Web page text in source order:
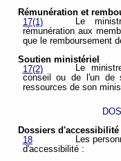
Rémunération et
17(1)
Le
rémunération aux
que le remboursement
Soutien ministériel
17(2)
Le
conseil ou de l'un de
ressources de son
Dossiers d'accessibilité
18
Les
d'accessibilité :